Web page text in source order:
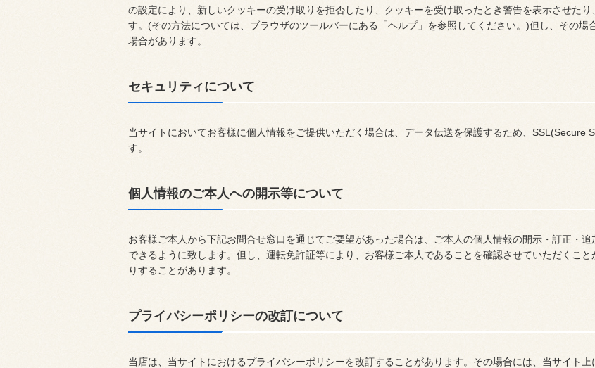
の設定により、新しいクッキーの受け取りを拒否したり、クッキーを受け取ったとき警告を表示させた
す。(その方法については、ブラウザのツールバーにある「ヘルプ」を参照してください。)但し、その
場合があります。
セキュリティについて
当サイトにおいてお客様に個人情報をご提供いただく場合は、データ伝送を保護するため、SSL(Secure
す。
個人情報のご本人への開示等について
お客様ご本人から下記お問合せ窓口を通じてご要望があった場合は、ご本人の個人情報の開示・訂正・
できるように致します。但し、運転免許証等により、お客様ご本人であることを確認させていただくこ
りすることがあります。
プライバシーポリシーの改訂について
当店は、当サイトにおけるプライバシーポリシーを改訂することがあります。その場合には、当サイト上